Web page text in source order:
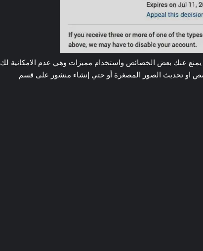
عنك بعض الخصائص واستخدام مميزات وهي عدم الامكانية لك
او تحديث الصور المصغرة أو حتي إنشاء منشور على قسم